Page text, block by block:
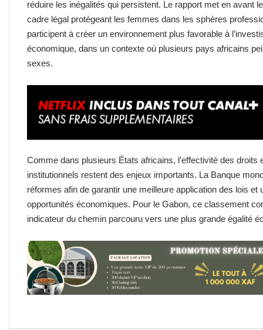
réduire les inégalités qui persistent. Le rapport met en avant
cadre légal protégeant les femmes dans les sphères
participent à créer un environnement plus favorable à
économique, dans un contexte où plusieurs pays africains
sexes.
Comme dans plusieurs États africains, l’effectivité des
institutionnels restent des enjeux importants. La Banque
réformes afin de garantir une meilleure application des lois
opportunités économiques. Pour le Gabon, ce classement
indicateur du chemin parcouru vers une plus grande égalité